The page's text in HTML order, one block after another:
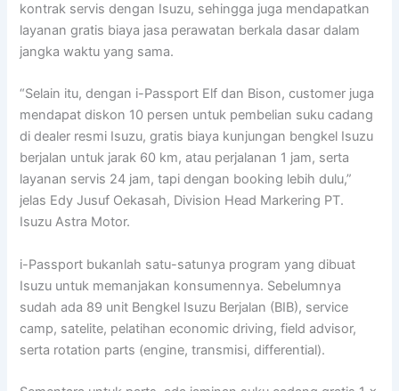
kontrak servis dengan Isuzu, sehingga juga mendapatkan
layanan gratis biaya jasa perawatan berkala dasar dalam
jangka waktu yang sama.
“Selain itu, dengan i-Passport Elf dan Bison, customer juga
mendapat diskon 10 persen untuk pembelian suku cadang
di dealer resmi Isuzu, gratis biaya kunjungan bengkel Isuzu
berjalan untuk jarak 60 km, atau perjalanan 1 jam, serta
layanan servis 24 jam, tapi dengan booking lebih dulu,”
jelas Edy Jusuf Oekasah, Division Head Markering PT.
Isuzu Astra Motor.
i-Passport bukanlah satu-satunya program yang dibuat
Isuzu untuk memanjakan konsumennya. Sebelumnya
sudah ada 89 unit Bengkel Isuzu Berjalan (BIB), service
camp, satelite, pelatihan economic driving, field advisor,
serta rotation parts (engine, transmisi, differential).